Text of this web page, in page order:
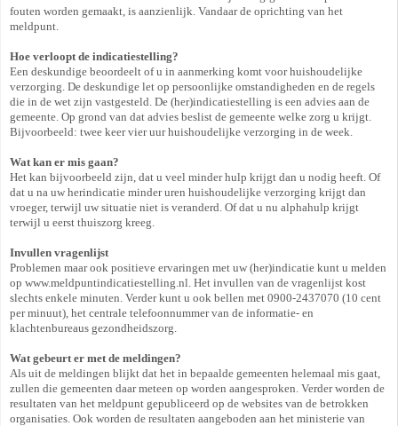
fouten worden gemaakt, is aanzienlijk. Vandaar de oprichting van het
meldpunt.
Hoe verloopt de indicatiestelling?
Een deskundige beoordeelt of u in aanmerking komt voor huishoudelijke
verzorging. De deskundige let op persoonlijke omstandigheden en de regels
die in de wet zijn vastgesteld. De (her)indicatiestelling is een advies aan de
gemeente. Op grond van dat advies beslist de gemeente welke zorg u krijgt.
Bijvoorbeeld: twee keer vier uur huishoudelijke verzorging in de week.
Wat kan er mis gaan?
Het kan bijvoorbeeld zijn, dat u veel minder hulp krijgt dan u nodig heeft. Of
dat u na uw herindicatie minder uren huishoudelijke verzorging krijgt dan
vroeger, terwijl uw situatie niet is veranderd. Of dat u nu alphahulp krijgt
terwijl u eerst thuiszorg kreeg.
Invullen vragenlijst
Problemen maar ook positieve ervaringen met uw (her)indicatie kunt u melden
op www.meldpuntindicatiestelling.nl. Het invullen van de vragenlijst kost
slechts enkele minuten. Verder kunt u ook bellen met 0900-2437070 (10 cent
per minuut), het centrale telefoonnummer van de informatie- en
klachtenbureaus gezondheidszorg.
Wat gebeurt er met de meldingen?
Als uit de meldingen blijkt dat het in bepaalde gemeenten helemaal mis gaat,
zullen die gemeenten daar meteen op worden aangesproken. Verder worden de
resultaten van het meldpunt gepubliceerd op de websites van de betrokken
organisaties. Ook worden de resultaten aangeboden aan het ministerie van